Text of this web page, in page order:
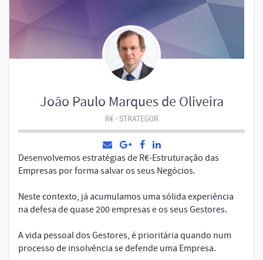
João Paulo Marques de Oliveira
R€ - STRATEGOR
Desenvolvemos estratégias de R€-Estruturação das
Empresas por forma salvar os seus Negócios.
Neste contexto, já acumulamos uma sólida experiência
na defesa de quase 200 empresas e os seus Gestores.
A vida pessoal dos Gestores, é prioritária quando num
processo de insolvência se defende uma Empresa.